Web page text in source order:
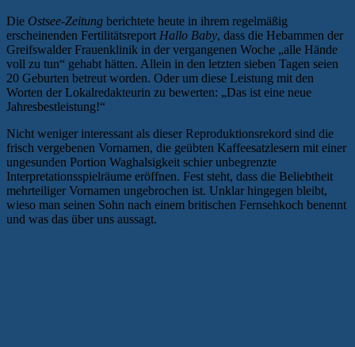
Die Ostsee-Zeitung berichtete heute in ihrem regelmäßig
erscheinenden Fertilitätsreport Hallo Baby, dass die Hebammen der
Greifswalder Frauenklinik in der vergangenen Woche „alle Hände
voll zu tun“ gehabt hätten. Allein in den letzten sieben Tagen seien
20 Geburten betreut worden. Oder um diese Leistung mit den
Worten der Lokalredakteurin zu bewerten: „Das ist eine neue
Jahresbestleistung!“
Nicht weniger interessant als dieser Reproduktionsrekord sind die
frisch vergebenen Vornamen, die geübten Kaffeesatzlesern mit einer
ungesunden Portion Waghalsigkeit schier unbegrenzte
Interpretationsspielräume eröffnen. Fest steht, dass die Beliebtheit
mehrteiliger Vornamen ungebrochen ist. Unklar hingegen bleibt,
wieso man seinen Sohn nach einem britischen Fernsehkoch benennt
und was das über uns aussagt.